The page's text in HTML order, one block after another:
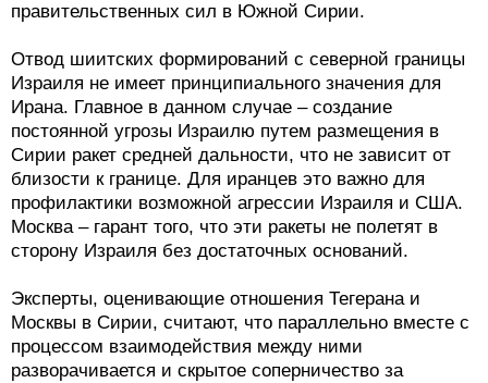
правительственных сил в Южной Сирии.
Отвод шиитских формирований с северной границы
Израиля не имеет принципиального значения для
Ирана. Главное в данном случае – создание
постоянной угрозы Израилю путем размещения в
Сирии ракет средней дальности, что не зависит от
близости к границе. Для иранцев это важно для
профилактики возможной агрессии Израиля и США.
Москва – гарант того, что эти ракеты не полетят в
сторону Израиля без достаточных оснований.
Эксперты, оценивающие отношения Тегерана и
Москвы в Сирии, считают, что параллельно вместе с
процессом взаимодействия между ними
разворачивается и скрытое соперничество за